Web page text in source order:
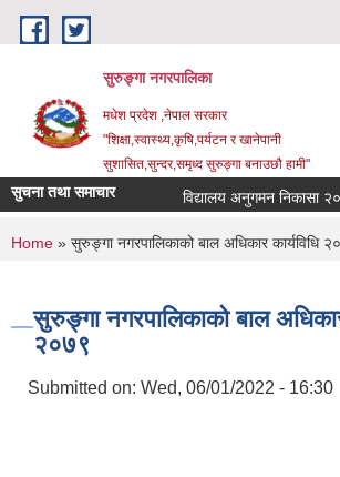
Skip to main content
सुरुङ्‍गा नगरपालिका
मधेश प्रदेश ,नेपाल सरकार
"शिक्षा,स्वास्थ्य,कृषि,पर्यटन र खानेपानी
सुशासित,सुन्दर,समृध्द सुरुङ्गा बनाउछौ हामी"
सुचना तथा समाचार विद्यालय अनुगमन निकासा
You are here
Home » सुरुङ्गा नगरपालिकाको बाल अधिकार कार्यविधि
सुरुङ्गा नगरपालिकाको बाल अधिकार
२०७९
Submitted on: Wed, 06/01/2022 - 16:30